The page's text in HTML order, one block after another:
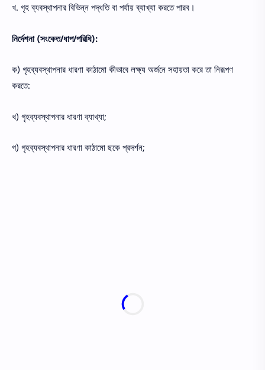
খ. গৃহ ব্যবস্থাপনার বিভিন্ন পদ্ধতি বা পর্যায় ব্যাখ্যা করতে পারব।
নির্দেশনা (সংকেত/ধাপ/পরিধি):
ক) গৃহব্যবস্থাপনার ধারণা কাঠামাে কীভাবে লক্ষ্য অর্জনে সহায়তা করে তা নিরূপণ
করতে:
খ) গৃহব্যবস্থাপনার ধারণা ব্যাখ্যা;
গ) গৃহব্যবস্থাপনার ধারণা কাঠামাে ছকে প্রদর্শন;